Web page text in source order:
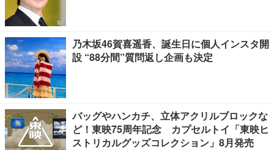
乃木坂46賀喜遥香、誕生日に個人インスタ開
設 “88分間”質問返し企画も決定
バッグやハンカチ、立体アクリルブロックな
ど！東映75周年記念 カプセルトイ「東映ヒ
ストリカルグッズコレクション」8月発売